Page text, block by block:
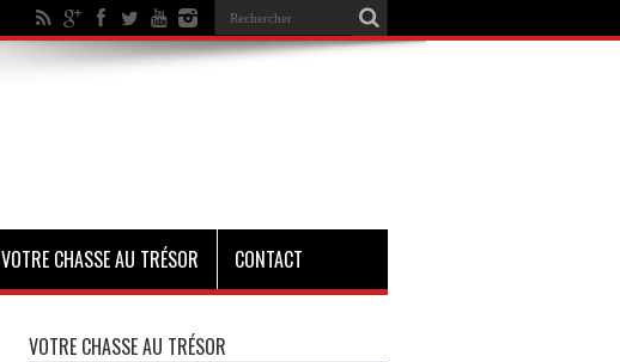
VOTRE CHASSE AU TRÉSOR CONTACT
VOTRE CHASSE AU TRÉSOR